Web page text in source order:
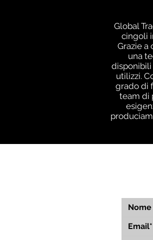
Global
cingoli
Grazie a
una
disponibili
utilizzi.
grado di
team di